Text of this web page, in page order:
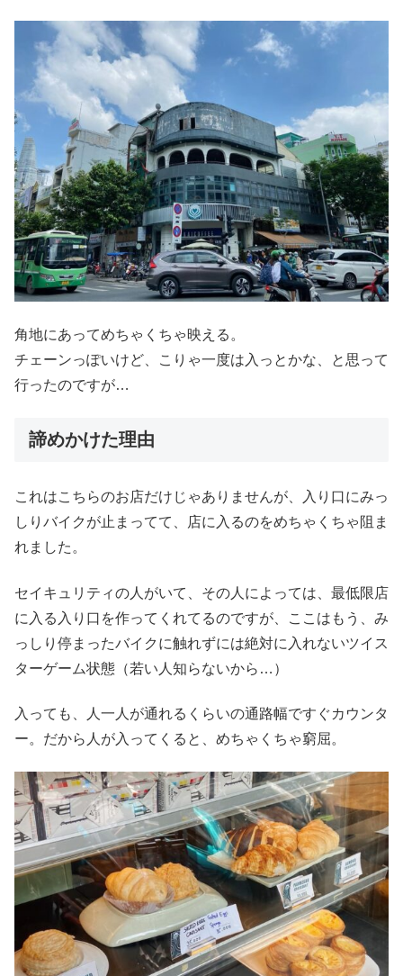
角地にあってめちゃくちゃ映える。
チェーンっぽいけど、こりゃ一度は入っとかな、と思って
行ったのですが…
諦めかけた理由
これはこちらのお店だけじゃありませんが、入り口にみっ
しりバイクが止まってて、店に入るのをめちゃくちゃ阻ま
れました。
セイキュリティの人がいて、その人によっては、最低限店
に入る入り口を作ってくれてるのですが、ここはもう、み
っしり停まったバイクに触れずには絶対に入れないツイス
ターゲーム状態（若い人知らないから…）
入っても、人一人が通れるくらいの通路幅ですぐカウンタ
ー。だから人が入ってくると、めちゃくちゃ窮屈。